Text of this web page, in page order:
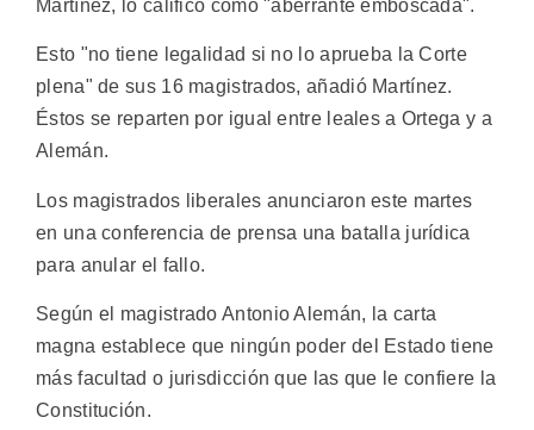
Martínez, lo calificó como "aberrante emboscada".
Esto "no tiene legalidad si no lo aprueba la Corte
plena" de sus 16 magistrados, añadió Martínez.
Éstos se reparten por igual entre leales a Ortega y a
Alemán.
Los magistrados liberales anunciaron este martes
en una conferencia de prensa una batalla jurídica
para anular el fallo.
Según el magistrado Antonio Alemán, la carta
magna establece que ningún poder del Estado tiene
más facultad o jurisdicción que las que le confiere la
Constitución.